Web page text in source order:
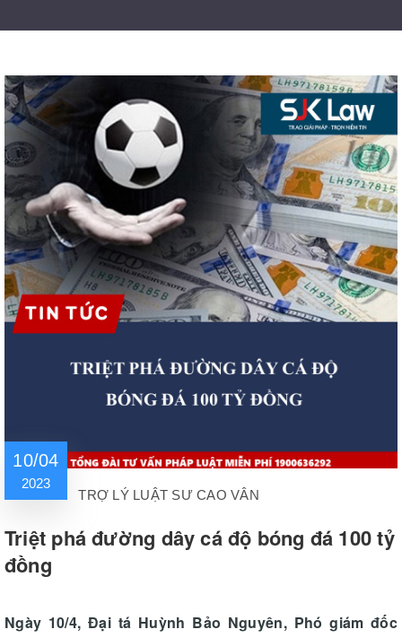
10/04
2023
TRỢ LÝ LUẬT SƯ CAO VÂN
Triệt phá đường dây cá độ bóng đá 100 tỷ
đồng
Ngày 10/4, Đại tá Huỳnh Bảo Nguyên, Phó giám đốc